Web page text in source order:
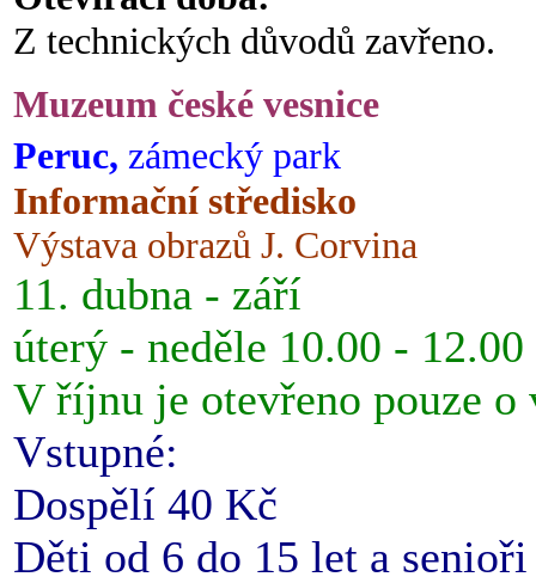
Z technických důvodů zavřeno.
Muzeum české vesnice
Peruc, zámecký park
Informační středisko
Výstava obrazů J. Corvina
11. dubna - září
úterý - neděle 10.00 -
V říjnu je otevřeno pouze o
Vstupné:
Dospělí 40 Kč
Děti od 6 do 15 let a